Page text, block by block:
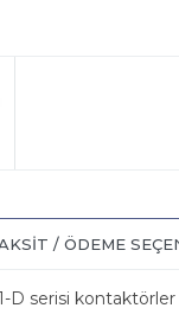
/ ÖDEME
D serisi